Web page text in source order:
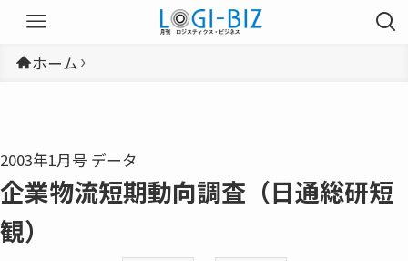
ホーム
2003年1月号 データ
企業物流短期動向調査（日通総研短
観）